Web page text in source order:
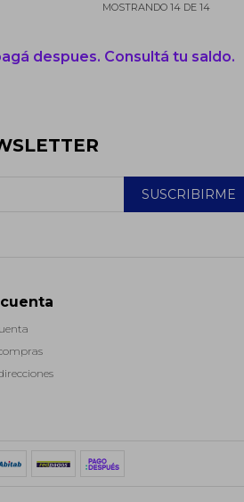
MOSTRANDO14 DE14
despues. Consultá tu saldo.
SUSCRIBIRME